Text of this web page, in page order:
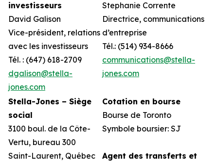
investisseurs
David Galison
Vice-président, relations
avec les investisseurs
Tél. : (647) 618-2709
dgalison@stella-
jones.com
Stephanie Corrente
Directrice, communications
d’entreprise
Tél.: (514) 934-8666
communications@stella-
jones.com
Stella-Jones – Siège
social
3100 boul. de la Côte-
Vertu, bureau 300
Saint-Laurent, Québec
Cotation en bourse
Bourse de Toronto
Symbole boursier: SJ
Agent des transferts et